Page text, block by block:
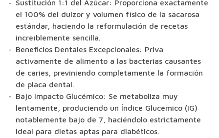
Sustitución 1:1 del Azúcar: Proporciona exactamente
el 100% del dulzor y volumen físico de la sacarosa
estándar, haciendo la reformulación de recetas
increíblemente sencilla.
Beneficios Dentales Excepcionales: Priva
activamente de alimento a las bacterias causantes
de caries, previniendo completamente la formación
de placa dental.
Bajo Impacto Glucémico: Se metaboliza muy
lentamente, produciendo un Índice Glucémico (IG)
notablemente bajo de 7, haciéndolo estrictamente
ideal para dietas aptas para diabéticos.